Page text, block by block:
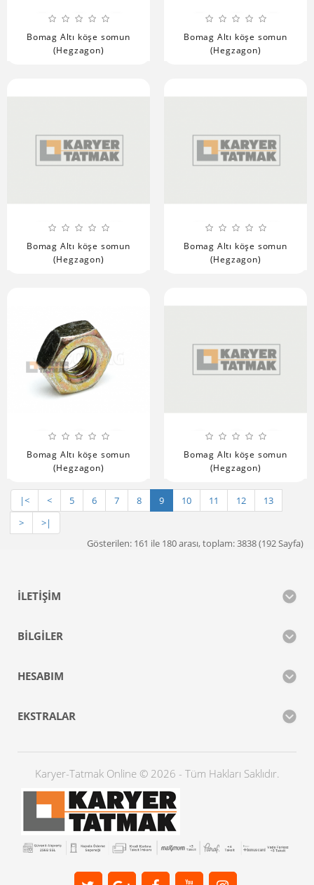
Bomag Altı köşe somun
(Hegzagon)
Bomag Altı köşe somun
(Hegzagon)
Bomag Altı köşe somun
(Hegzagon)
Bomag Altı köşe somun
(Hegzagon)
Bomag Altı köşe somun
(Hegzagon)
Bomag Altı köşe somun
(Hegzagon)
|< < 5 6 7 8 9 10 11 12
13
>
>|
Gösterilen: 161 ile 180 arası, toplam: 3838 (192 Sayfa)
İLETIŞIM
BILGILER
HESABIM
EKSTRALAR
Karyer-Tatmak Online © 2026 - Tüm Hakları Saklıdır.